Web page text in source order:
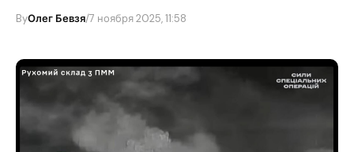
ByОлег Бевзя/7 ноября 2025, 11:58